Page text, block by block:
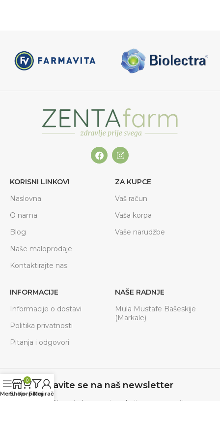
KORISNI LINKOVI
Naslovna
O nama
Blog
Naše maloprodaje
Kontaktirajte nas
ZA KUPCE
Vaš račun
Vaša korpa
Vaše narudžbe
INFORMACIJE
Informacije o dostavi
Politika privatnosti
Pitanja i odgovori
NAŠE RADNJE
Mula Mustafe Bašeskije
(Markale)
Prijavite se na naš newsletter
Budite u toku sa svim akcijama, novostima.
MenuShop
0
KorpaFilteri
Moj račun